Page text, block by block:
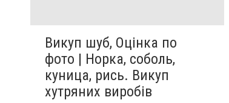
Викуп шуб, Оцінка по
фото | Норка, соболь,
куница, рись. Викуп
хутряних виробів